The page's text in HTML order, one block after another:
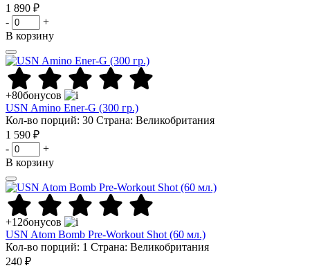
1 890 ₽
-
+
В корзину
+80бонусов
USN Amino Ener-G (300 гр.)
Кол-во порций: 30 Страна: Великобритания
1 590 ₽
-
+
В корзину
+12бонусов
USN Atom Bomb Pre-Workout Shot (60 мл.)
Кол-во порций: 1 Страна: Великобритания
240 ₽